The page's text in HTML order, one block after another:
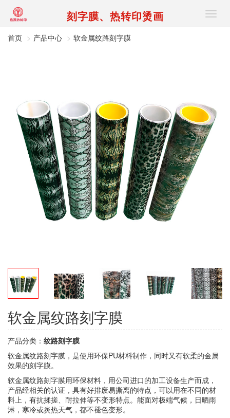
刻字膜、热转印烫画
切
换
首页 产品中心 软金属纹路刻字膜
软金属纹路刻字膜
产品分类： 纹路刻字膜
软金属纹路刻字膜，是使用环保PU材料制作，同时又有软柔的金属
效果的刻字膜。
软金属纹路刻字膜用环保材料，用公司进口的加工设备生产而成，
产品经相关的认证，具有好排废易撕离的特点，可以用在不同的材
料上，有抗揉搓、耐拉伸等不变形特点。能面对极端气候，日晒雨
淋，寒冷或炎热天气，都不褪色变形。